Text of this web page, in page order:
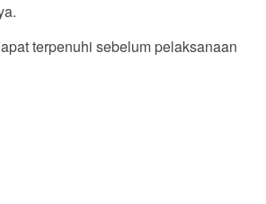
terpenuhi sebelum pelaksanaan